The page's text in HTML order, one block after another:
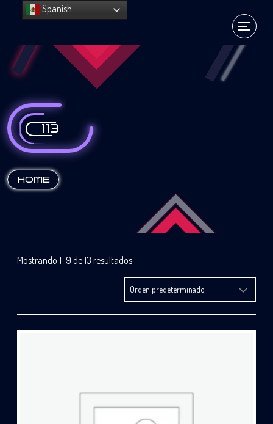
113
HOME :
Mostrando 1–9 de 13 resultados
Spanish